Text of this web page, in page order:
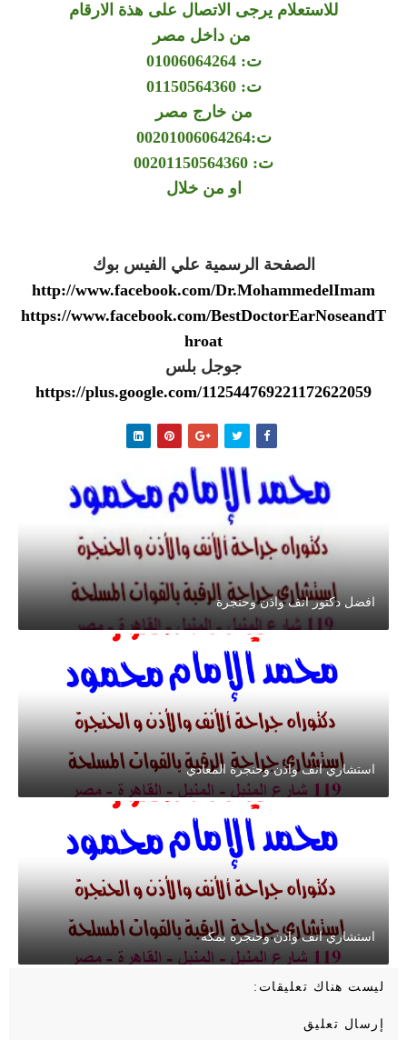
للاستعلام يرجى الاتصال على هذة الارقام
من داخل مصر
ت: 01006064264
ت: 01150564360
من خارج مصر
ت:00201006064264
ت: 00201150564360
او من خلال
الصفحة الرسمية علي الفيس بوك
http://www.facebook.com/Dr.MohammedelImam
https://www.facebook.com/BestDoctorEarNoseandT
hroat
جوجل بلس
https://plus.google.com/112544769221172622059
افضل دكتور انف واذن وحنجرة
استشاري انف واذن وحنجرة المعادي
استشاري انف واذن وحنجره بمكه
ليست هناك تعليقات:
إرسال تعليق